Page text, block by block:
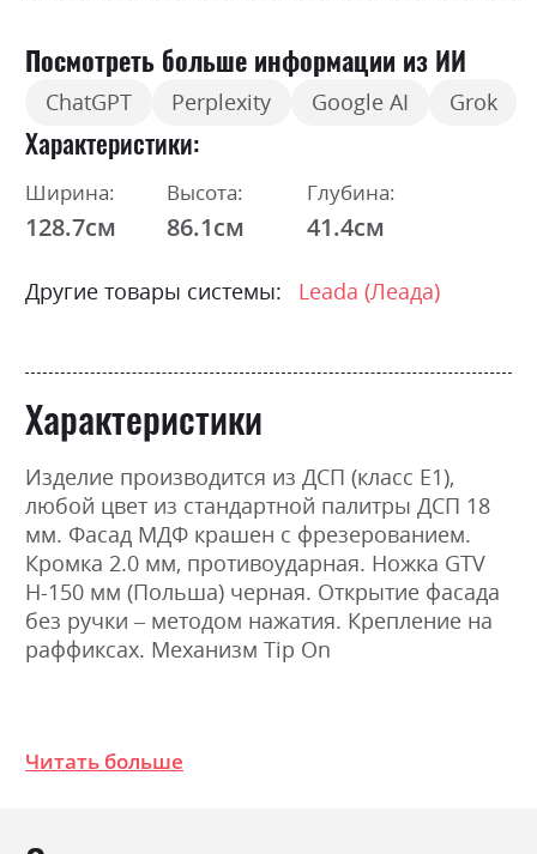
Посмотреть больше информации из ИИ
ChatGPT Perplexity Google AI Grok
Характеристики
Ширина:
128.7см
Высота:
86.1см
Глубина:
41.4см
Другие товары системы: Leada (Леада)
Характеристики
Изделие производится из ДСП (класс Е1),
любой цвет из стандартной палитры ДСП 18
мм. Фасад МДФ крашен с фрезерованием.
Кромка 2.0 мм, противоударная. Ножка GTV
H-150 мм (Польша) черная. Открытие фасада
без ручки – методом нажатия. Крепление на
раффиксах. Механизм Tip On
Цвет (Фасад):
Читать больше